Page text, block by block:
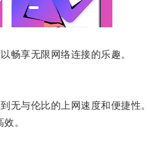
享无限网络连接的乐趣。
与伦比的上网速度和便捷性。
。